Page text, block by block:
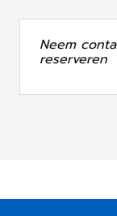
Neem
reserveren